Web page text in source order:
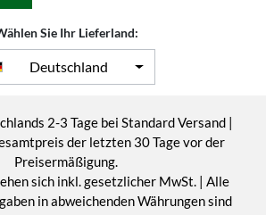
Sie Ihr Lieferland:
Deutschland
2-3 Tage bei Standard Versand |
der letzten 30 Tage vor der
Preisermäßigung.
sich inkl. gesetzlicher MwSt. | Alle
in abweichenden Währungen sind